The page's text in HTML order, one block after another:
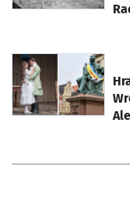
otworzy się w